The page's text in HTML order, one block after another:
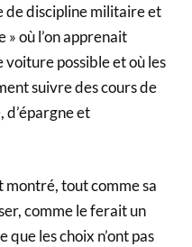
de discipline militaire et
» où l’on apprenait
possible et où les
suivre des cours de
d’épargne et
montré, tout comme sa
comme le ferait un
que les choix n’ont pas